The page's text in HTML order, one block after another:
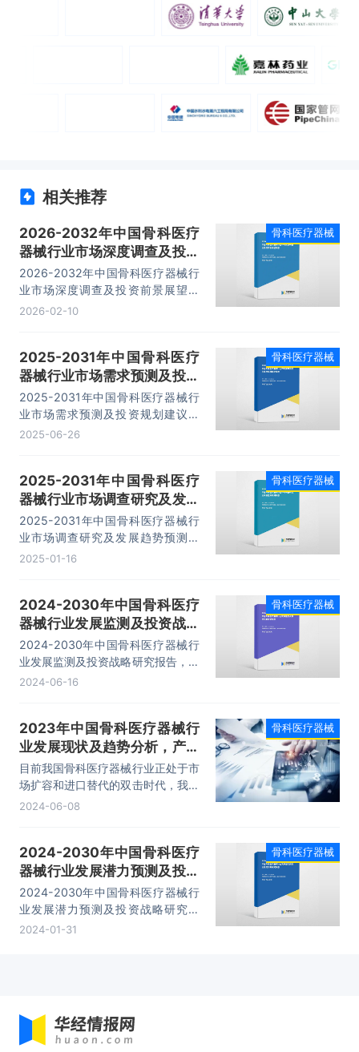
相关推荐
2026-2032年中国骨科医疗
器械行业市场深度调查及投资
前景展望报告
2026-2032年中国骨科医疗器械行
业市场深度调查及投资前景展望报
告，主要包括行业发展分析、市场竞
2026-02-10
骨科医疗器械
2025-2031年中国骨科医疗
器械行业市场需求预测及投资
规划建议报告
2025-2031年中国骨科医疗器械行
业市场需求预测及投资规划建议报
告，主要包括行业重点区域市场分
容。
2025-06-26
骨科医疗器械
2025-2031年中国骨科医疗
器械行业市场调查研究及发展
趋势预测报告
2025-2031年中国骨科医疗器械行
业市场调查研究及发展趋势预测报
告，主要包括行业发展分析、市场竞
2025-01-16
骨科医疗器械
2024-2030年中国骨科医疗
器械行业发展监测及投资战略
研究报告
2024-2030年中国骨科医疗器械行
业发展监测及投资战略研究报告，主
要包括行业重点区域市场分析、主要
2024-06-16
骨科医疗器械
2023年中国骨科医疗器械行
业发展现状及趋势分析，产品
创新步伐加快，人口老龄化程
度加深，市场持续扩容「图」
目前我国骨科医疗器械行业正处于市
场扩容和进口替代的双击时代，我国
骨科医疗器械的市场规模由2016年
2024-06-08
骨科医疗器械
2024-2030年中国骨科医疗
器械行业发展潜力预测及投资
战略研究报告
2024-2030年中国骨科医疗器械行
业发展潜力预测及投资战略研究报
告，主要包括行业发展分析、市场竞
2024-01-31
骨科医疗器械